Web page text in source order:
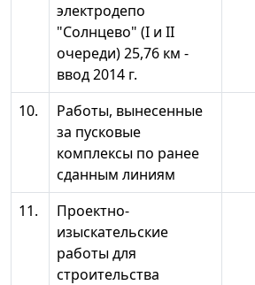
электродепо
"Солнцево" (I и II
очереди) 25,76 км -
ввод 2014 г.
10.
Работы, вынесенные
за пусковые
комплексы по ранее
сданным линиям
11.
Проектно-
изыскательские
работы для
строительства